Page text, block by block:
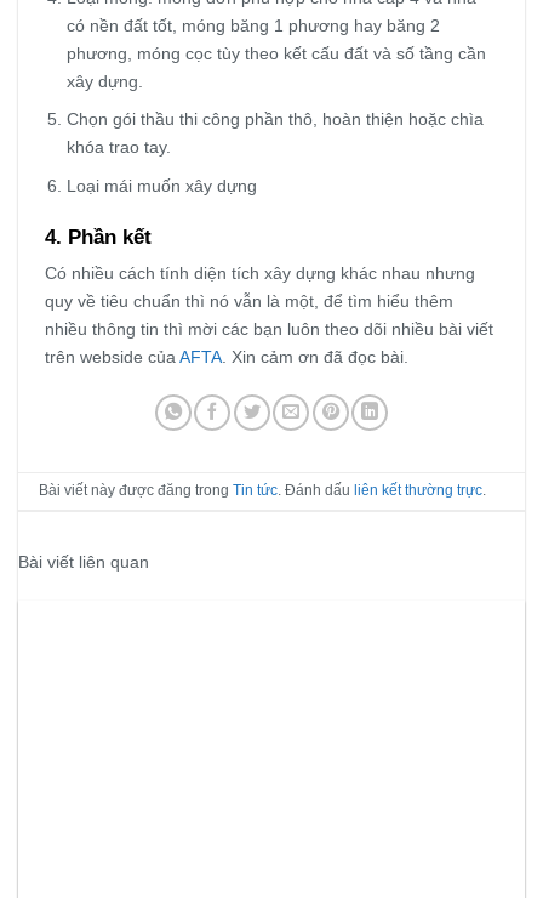
có nền đất tốt, móng băng 1 phương hay băng 2
phương, móng cọc tùy theo kết cấu đất và số tầng cần
xây dựng.
Chọn gói thầu thi công phần thô, hoàn thiện hoặc chìa
khóa trao tay.
Loại mái muốn xây dựng
4. Phần kết
Có nhiều cách tính diện tích xây dựng khác nhau nhưng
quy về tiêu chuẩn thì nó vẫn là một, để tìm hiểu thêm
nhiều thông tin thì mời các bạn luôn theo dõi nhiều bài viết
trên webside củaAFTA. Xin cảm ơn đã đọc bài.
Bài viết này được đăng trong Tin tức . Đánh dấu liên kết thường trực
Bài viết liên quan